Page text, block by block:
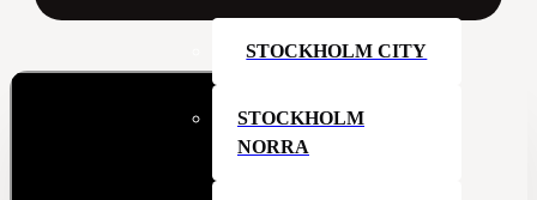
STOCKHOLM CITY
STOCKHOLM
NORRA